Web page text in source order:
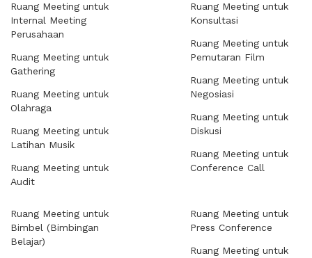
Ruang Meeting untuk
Internal Meeting
Perusahaan
Ruang Meeting untuk
Gathering
Ruang Meeting untuk
Olahraga
Ruang Meeting untuk
Latihan Musik
Ruang Meeting untuk
Audit
Ruang Meeting untuk
Konsultasi
Ruang Meeting untuk
Pemutaran Film
Ruang Meeting untuk
Negosiasi
Ruang Meeting untuk
Diskusi
Ruang Meeting untuk
Conference Call
Ruang Meeting untuk
Bimbel (Bimbingan
Belajar)
Ruang Meeting untuk
Press Conference
Ruang Meeting untuk